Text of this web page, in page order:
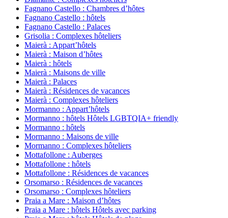
Fagnano Castello : Chambres d’hôtes
Fagnano Castello : hôtels
Fagnano Castello : Palaces
Grisolia : Complexes hôteliers
Maierà : Appart’hôtels
Maierà : Maison d’hôtes
Maierà : hôtels
Maierà : Maisons de ville
Maierà : Palaces
Maierà : Résidences de vacances
Maierà : Complexes hôteliers
Mormanno : Appart’hôtels
Mormanno : hôtels Hôtels LGBTQIA+ friendly
Mormanno : hôtels
Mormanno : Maisons de ville
Mormanno : Complexes hôteliers
Mottafollone : Auberges
Mottafollone : hôtels
Mottafollone : Résidences de vacances
Orsomarso : Résidences de vacances
Orsomarso : Complexes hôteliers
Praia a Mare : Maison d’hôtes
Praia a Mare : hôtels Hôtels avec parking